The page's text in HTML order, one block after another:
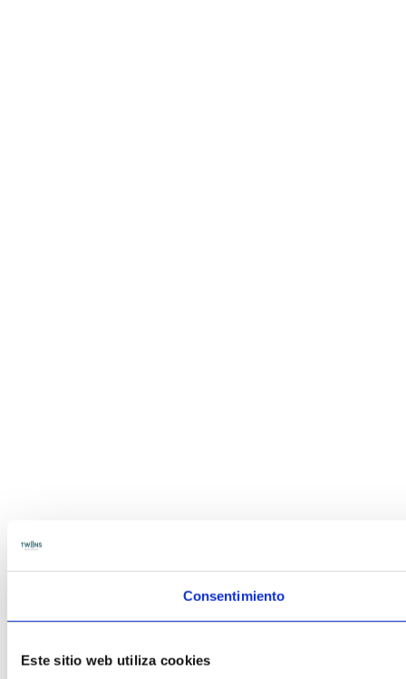
Consentimiento
Este sitio web utiliza cookies